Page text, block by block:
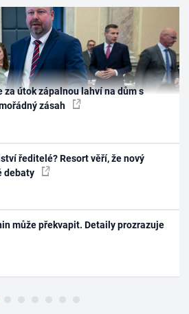
za útok zápalnou lahví na dům s
zásah
ředitelé? Resort věří, že nový
debaty
může překvapit. Detaily prozrazuje